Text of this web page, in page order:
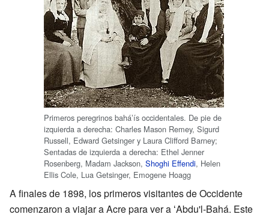
Primeros peregrinos baháʼís occidentales. De pie de
izquierda a derecha: Charles Mason Remey, Sigurd
Russell, Edward Getsinger y Laura Clifford Barney;
Sentadas de izquierda a derecha: Ethel Jenner
Rosenberg, Madam Jackson, Shoghi Effendi, Helen
Ellis Cole, Lua Getsinger, Emogene Hoagg
A finales de 1898, los primeros visitantes de Occidente
comenzaron a viajar a Acre para ver a ʻAbdu'l-Bahá. Este